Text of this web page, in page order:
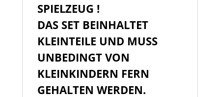
SPIELZEUG !
DAS SET BEINHALTET
KLEINTEILE UND MUSS
UNBEDINGT VON
KLEINKINDERN FERN
GEHALTEN WERDEN.